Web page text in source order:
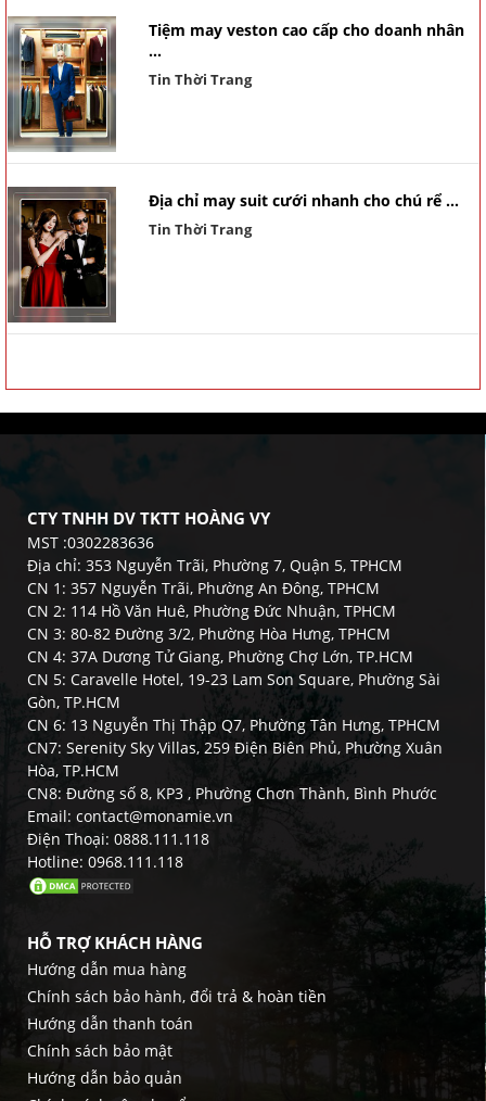
Tiệm may veston cao cấp cho doanh nhân
...
Tin Thời Trang
Địa chỉ may suit cưới nhanh cho chú rể ...
Tin Thời Trang
CTY TNHH DV TKTT HOÀNG VY
MST :0302283636
Địa chỉ: 353 Nguyễn Trãi, Phường 7, Quận 5, TPHCM
CN 1: 357 Nguyễn Trãi, Phường An Đông, TPHCM
CN 2: 114 Hồ Văn Huê, Phường Đức Nhuận, TPHCM
CN 3: 80-82 Đường 3/2, Phường Hòa Hưng, TPHCM
CN 4: 37A Dương Tử Giang, Phường Chợ Lớn, TP.HCM
CN 5: Caravelle Hotel, 19-23 Lam Son Square, Phường Sài
Gòn, TP.HCM
CN 6: 13 Nguyễn Thị Thập Q7, Phường Tân Hưng, TPHCM
CN7: Serenity Sky Villas, 259 Điện Biên Phủ, Phường Xuân
Hòa, TP.HCM
CN8: Đường số 8, KP3 , Phường Chơn Thành, Bình Phước
Email: contact@monamie.vn
Điện Thoại: 0888.111.118
Hotline: 0968.111.118
HỖ TRỢ KHÁCH HÀNG
Hướng dẫn mua hàng
Chính sách bảo hành, đổi trả & hoàn tiền
Hướng dẫn thanh toán
Chính sách bảo mật
Hướng dẫn bảo quản